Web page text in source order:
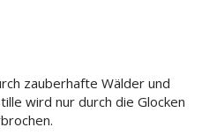
zauberhafte Wälder und
wird nur durch die Glocken